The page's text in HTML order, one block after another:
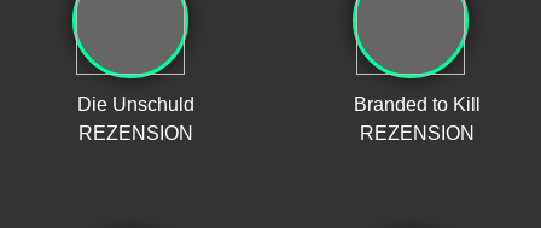
Die Unschuld
REZENSION
Branded to Kill
REZENSION